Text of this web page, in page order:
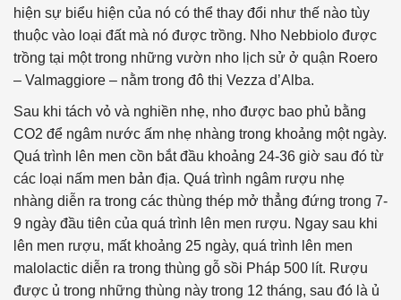
hiện sự biểu hiện của nó có thể thay đổi như thế nào tùy
thuộc vào loại đất mà nó được trồng. Nho Nebbiolo được
trồng tại một trong những vườn nho lịch sử ở quận Roero
– Valmaggiore – nằm trong đô thị Vezza d’Alba.
Sau khi tách vỏ và nghiền nhẹ, nho được bao phủ bằng
CO2 để ngâm nước ấm nhẹ nhàng trong khoảng một ngày.
Quá trình lên men cồn bắt đầu khoảng 24-36 giờ sau đó từ
các loại nấm men bản địa. Quá trình ngâm rượu nhẹ
nhàng diễn ra trong các thùng thép mở thẳng đứng trong 7-
9 ngày đầu tiên của quá trình lên men rượu. Ngay sau khi
lên men rượu, mất khoảng 25 ngày, quá trình lên men
malolactic diễn ra trong thùng gỗ sồi Pháp 500 lít. Rượu
được ủ trong những thùng này trong 12 tháng, sau đó là ủ